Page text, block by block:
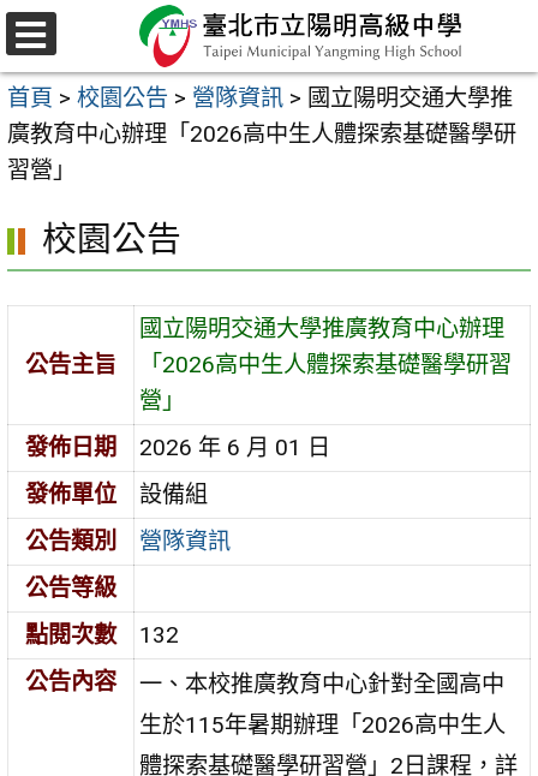
跳
至
主
要
內
區
選
單
首頁 > 校園公告 > 營隊資訊 > 國立陽明交通大學推
廣教育中心辦理「2026高中生人體探索基礎醫學研
習營」
校園公告
公告主旨
國立陽明交通大學推廣教育中心辦理
「2026高中生人體探索基礎醫學研習
營」
發佈日期
2026 年 6 月 01 日
發佈單位
設備組
公告類別
營隊資訊
公告等級
點閱次數
132
公告內容
一、本校推廣教育中心針對全國高中
生於115年暑期辦理「2026高中生人
體探索基礎醫學研習營」2日課程，詳